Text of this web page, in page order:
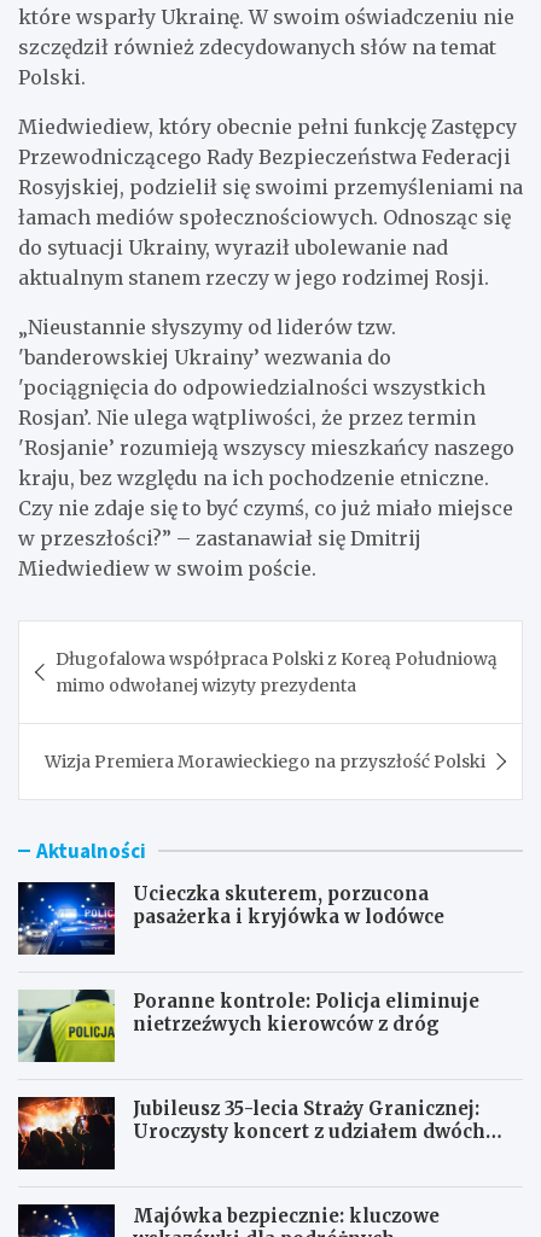
które wsparły Ukrainę. W swoim oświadczeniu nie
szczędził również zdecydowanych słów na temat
Polski.
Miedwiediew, który obecnie pełni funkcję Zastępcy
Przewodniczącego Rady Bezpieczeństwa Federacji
Rosyjskiej, podzielił się swoimi przemyśleniami na
łamach mediów społecznościowych. Odnosząc się
do sytuacji Ukrainy, wyraził ubolewanie nad
aktualnym stanem rzeczy w jego rodzimej Rosji.
„Nieustannie słyszymy od liderów tzw.
'banderowskiej Ukrainy’ wezwania do
'pociągnięcia do odpowiedzialności wszystkich
Rosjan’. Nie ulega wątpliwości, że przez termin
'Rosjanie’ rozumieją wszyscy mieszkańcy naszego
kraju, bez względu na ich pochodzenie etniczne.
Czy nie zdaje się to być czymś, co już miało miejsce
w przeszłości?” – zastanawiał się Dmitrij
Miedwiediew w swoim poście.
wpisu
Długofalowa współpraca Polski z Koreą Południową
mimo odwołanej wizyty prezydenta
Wizja Premiera Morawieckiego na przyszłość Polski
Aktualności
Ucieczka skuterem, porzucona
pasażerka i kryjówka w lodówce
Poranne kontrole: Policja eliminuje
nietrzeźwych kierowców z dróg
Jubileusz 35-lecia Straży Granicznej:
Uroczysty koncert z udziałem dwóch
Majówka bezpiecznie: kluczowe